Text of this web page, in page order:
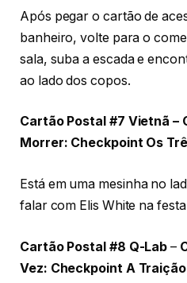
Após pegar o cartão de
banheiro, volte para o
sala, suba a escada e
ao lado dos copos.
Cartão Postal #7 Vietnã –
Morrer: Checkpoint Os
Está em uma mesinha no
falar com Elis White na festa
Cartão Postal #8 Q-Lab –
Vez: Checkpoint A Traição